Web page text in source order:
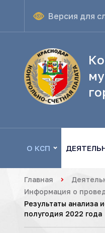
Версия для
О КСП
Главная
Информация о
Результаты анализа
полугодия 2022 года